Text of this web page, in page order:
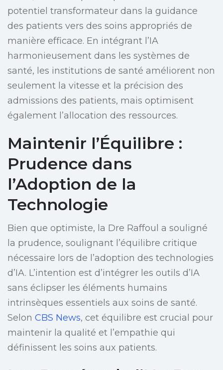
potentiel transformateur dans la guidance
des patients vers des soins appropriés de
manière efficace. En intégrant l’IA
harmonieusement dans les systèmes de
santé, les institutions de santé améliorent non
seulement la vitesse et la précision des
admissions des patients, mais optimisent
également l’allocation des ressources.
Maintenir l’Équilibre :
Prudence dans
l’Adoption de la
Technologie
Bien que optimiste, la Dre Raffoul a souligné
la prudence, soulignant l’équilibre critique
nécessaire lors de l’adoption des technologies
d’IA. L’intention est d’intégrer les outils d’IA
sans éclipser les éléments humains
intrinsèques essentiels aux soins de santé.
Selon CBS News, cet équilibre est crucial pour
maintenir la qualité et l’empathie qui
définissent les soins aux patients.